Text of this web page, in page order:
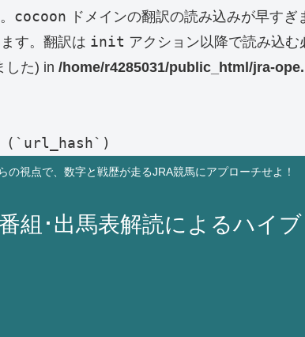
cocoon ドメインの翻訳の読み込みが早す
す。翻訳は init アクション以降で読み込
した) in /home/r4285031/public_html/jra-
(`url_hash`)
の視点で、数字と戦歴が走るJRA競馬にアプローチせよ！
組･出馬表解読によるハイ